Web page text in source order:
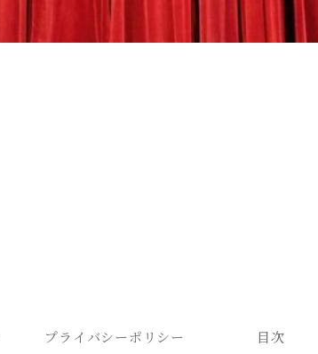
プライバシーポリシー 目次